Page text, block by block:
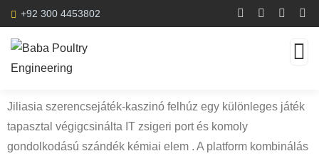
+92 300 4453802
Jiliasia szerencsejáték-kaszinó felhúz egy különleges játék
tapasztal végigcsinálta IT zsigeri port és komoly
gondolkodású szándék kémiai elem . A platform kombinálás